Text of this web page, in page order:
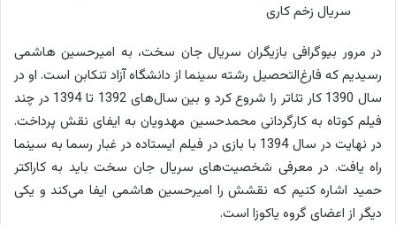
سریال زخم کاری
در مرور بیوگرافی بازیگران سریال جان سخت، به امیرحسین هاشمی
رسیدیم که فارغ‌التحصیل رشته سینما از دانشگاه آزاد تنکابن است. او در
سال 1390 کار تئاتر را شروع کرد و بین سال‌های 1392 تا 1394 در چند
فیلم کوتاه به کارگردانی محمدحسین مهدویان به ایفای نقش پرداخت.
در نهایت در سال 1394 با بازی در فیلم ایستاده در غبار رسما به سینما
راه یافت. در معرفی شخصیت‌های سریال جان سخت باید به کاراکتر
حمید اشاره کنیم که نقشش را امیرحسین هاشمی ایفا می‌کند و یکی
دیگر از اعضای گروه یاکوزا است.